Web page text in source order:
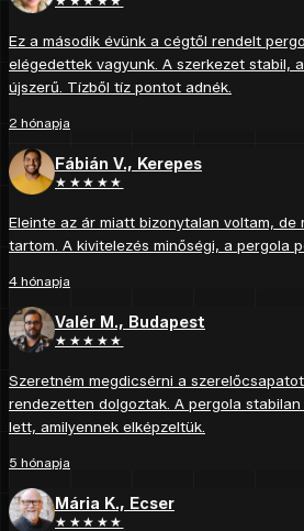
Ez a második évünk a cégtől rendelt
elégedettek vagyunk. A szerkezet stabil,
újszerű. Tízből tíz pontot adnék.
2 hónapja
Fábián V., Kerepes
★★★★★
Eleinte az ár miatt bizonytalan voltam, de
tartom. A kivitelezés minőségi, a pergola
4 hónapja
Valér M., Budapest
★★★★★
Szeretném megdicsérni a
rendezetten dolgoztak. A pergola
lett, amilyennek elképzeltük.
5 hónapja
Mária K., Ecser
★★★★★